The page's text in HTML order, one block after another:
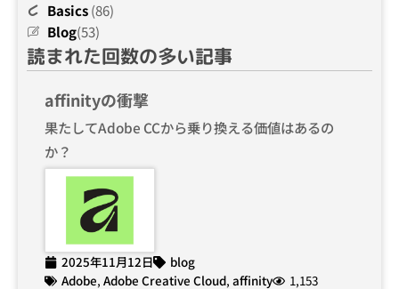
Basics(86)
Blog(53)
読まれた回数の多い記事
affinityの衝撃
果たしてAdobe CCから乗り換える価値はあるの
か？
2025年11月12日
blog
Adobe, Adobe Creative Cloud, affinity 1,153